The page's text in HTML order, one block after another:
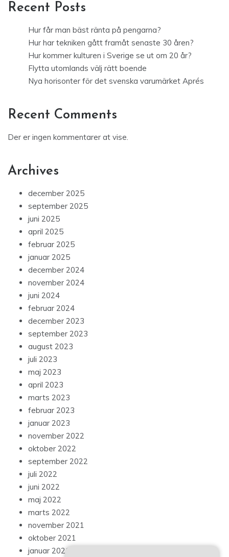
Recent Posts
Hur får man bäst ränta på pengarna?
Hur har tekniken gått framåt senaste 30 åren?
Hur kommer kulturen i Sverige se ut om 20 år?
Flytta utomlands välj rätt boende
Nya horisonter för det svenska varumärket Aprés
Recent Comments
Der er ingen kommentarer at vise.
Archives
december 2025
september 2025
juni 2025
april 2025
februar 2025
januar 2025
december 2024
november 2024
juni 2024
februar 2024
december 2023
september 2023
august 2023
juli 2023
maj 2023
april 2023
marts 2023
februar 2023
januar 2023
november 2022
oktober 2022
september 2022
juli 2022
juni 2022
maj 2022
marts 2022
november 2021
oktober 2021
januar 2021